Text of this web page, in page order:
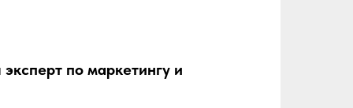
эксперт по маркетингу и